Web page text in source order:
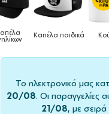
Κούπες ειδικές Κούπες
χρωματιστές
Το ηλεκτρονικό μας
20/08. Οι παραγγελίες
21/08, με